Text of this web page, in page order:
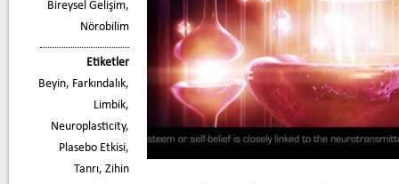
Bireysel Gelişim,
Nörobilim
Etiketler
Beyin, Farkındalık,
Limbik,
Neuroplasticity,
Plasebo Etkisi,
Tanrı, Zihin